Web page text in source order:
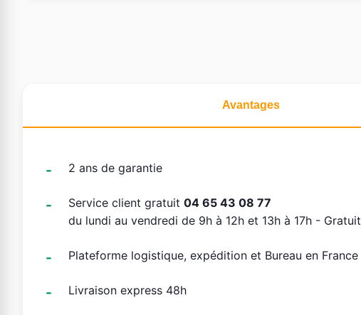
Avantages
2 ans de garantie
Service client gratuit 04 65 43 08 77
du lundi au vendredi de 9h à 12h et 13h à 17h - Gratuit
Plateforme logistique, expédition et Bureau en France
Livraison express 48h